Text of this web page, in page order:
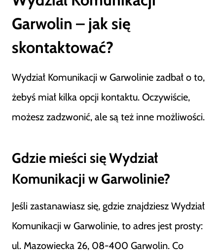
Garwolin – jak się
skontaktować?
Wydział Komunikacji w Garwolinie zadbał o to,
żebyś miał kilka opcji kontaktu. Oczywiście,
możesz zadzwonić, ale są też inne możliwości.
Gdzie mieści się Wydział
Komunikacji w Garwolinie?
Jeśli zastanawiasz się, gdzie znajdziesz Wydział
Komunikacji w Garwolinie, to adres jest prosty:
ul. Mazowiecka 26, 08-400 Garwolin. Co